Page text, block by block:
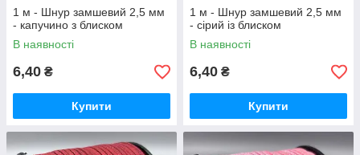
1 м - Шнур замшевий 2,5 мм
- капучино з блиском
В наявності
6,40 ₴
Купити
1 м - Шнур замшевий 2,5 мм
- сірий із блиском
В наявності
6,40 ₴
Купити